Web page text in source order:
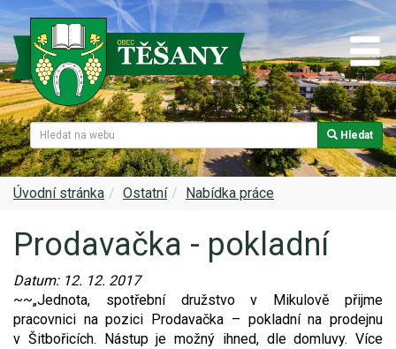
Hledat
Úvodní stránka Ostatní Nabídka práce
Prodavačka - pokladní
Datum: 12. 12. 2017
~~„Jednota, spotřební družstvo v Mikulově přijme
pracovnici na pozici Prodavačka – pokladní na prodejnu
v Šitbořicích. Nástup je možný ihned, dle domluvy. Více
Naše obec
Z historie
Památky v Těšanech
Zajímavosti v obci
Znak a prapor obce
Úřední deska
Samospráva
Dokumenty obce
Projekty
Matrika
Spolky a sdružení
Kultura
Obecní knihovna
Srub
Sport
Škola
Farnost
Služby, firmy
Zdravotní služby
Foto, video